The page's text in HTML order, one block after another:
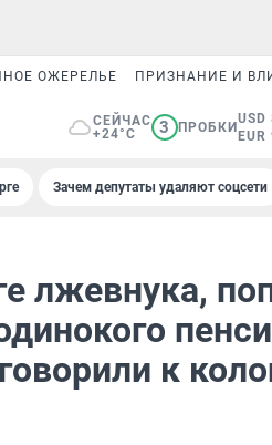
ОЖЕРЕЛЬЕ ПРИЗНАНИЕ И
СЕЙЧАС
+24°C
3 ПРОБКИ
USD
Зачем депутаты удаляют соцсети
лжевнука,
к